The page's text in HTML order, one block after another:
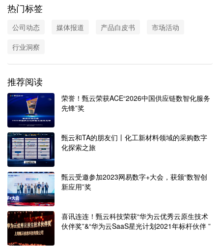
热门标签
公司动态 媒体报道 产品白皮书
市场活动
行业洞察
推荐阅读
荣誉！甄云荣获ACE“2026中国供应链数智化服务
先锋”奖
甄云和TA的朋友们丨化工新材料领域的采购数字
化探索之旅
甄云受邀参加2023网易数字+大会，获颁“数智创
新应用”奖
喜讯连连！甄云科技荣获“华为云优秀云原生技术
伙伴奖”&“华为云SaaS星光计划2021年标杆伙伴 ”